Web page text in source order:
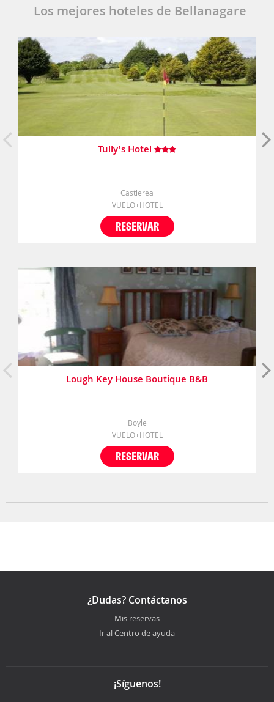
Los mejores hoteles de Bellanagare
Tully's Hotel
Castlerea
VUELO+HOTEL
RESERVAR
Lough Key House Boutique B&B
Boyle
VUELO+HOTEL
RESERVAR
¿Dudas? Contáctanos
Mis reservas
Ir al Centro de ayuda
¡Síguenos!